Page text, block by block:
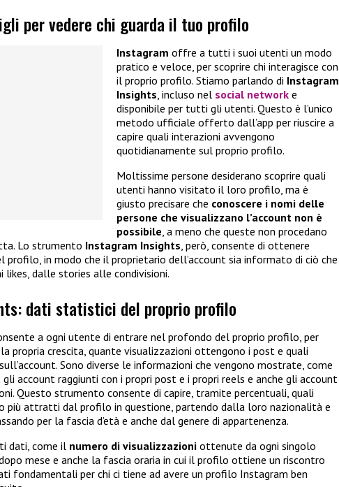
per vedere chi guarda il tuo profilo
Instagram offre a tutti i suoi utenti un modo
pratico e veloce, per scoprire chi interagisce con
il proprio profilo. Stiamo parlando di Instagram
Insights , incluso nel social network e
disponibile per tutti gli utenti. Questo è l’unico
metodo ufficiale offerto dall’app per riuscire a
capire quali interazioni avvengono
quotidianamente sul proprio profilo.
Moltissime persone desiderano scoprire quali
utenti hanno visitato il loro profilo, ma è
giusto precisare che conoscere i nomi delle
persone che visualizzano l’account non è
possibile , a meno che queste non procedano
Lo strumento Instagram Insights , però, consente di ottenere
profilo, in modo che il proprietario dell’account sia informato di ciò che
likes, dalle stories alle condivisioni.
dati statistici del proprio profilo
a ogni utente di entrare nel profondo del proprio profilo, per
propria crescita, quante visualizzazioni ottengono i post e quali
Sono diverse le informazioni che vengono mostrate, come
gli account raggiunti con i propri post e i propri reels e anche gli account
Questo strumento consente di capire, tramite percentuali, quali
più attratti dal profilo in questione, partendo dalla loro nazionalità e
per la fascia d’età e anche dal genere di appartenenza.
dati, come il numero di visualizzazioni ottenute da ogni singolo
mese e anche la fascia oraria in cui il profilo ottiene un riscontro
fondamentali per chi ci tiene ad avere un profilo Instagram ben